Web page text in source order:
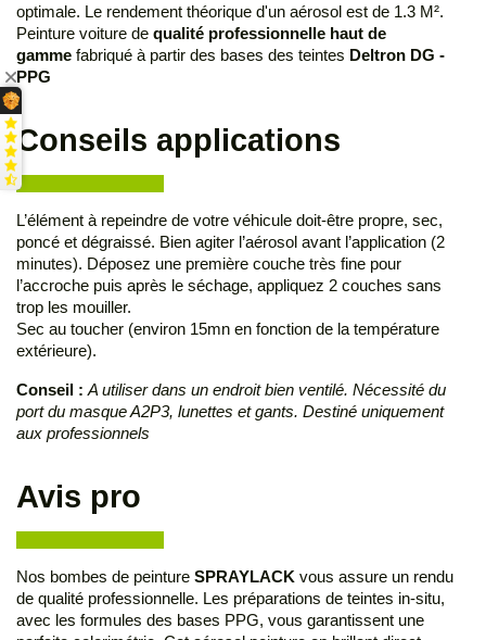
optimale. Le rendement théorique d'un aérosol est de 1.3 M².
Peinture voiture de qualité professionnelle haut de
gamme fabriqué à partir des bases des teintes Deltron DG -
PPG
Conseils applications
L’élément à repeindre de votre véhicule doit-être propre, sec,
poncé et dégraissé. Bien agiter l’aérosol avant l’application (2
minutes). Déposez une première couche très fine pour
l’accroche puis après le séchage, appliquez 2 couches sans
trop les mouiller.
Sec au toucher (environ 15mn en fonction de la température
extérieure).
Conseil :A utiliser dans un endroit bien ventilé. Nécessité du
port du masque A2P3, lunettes et gants. Destiné uniquement
aux professionnels
Avis pro
Nos bombes de peinture SPRAYLACK vous assure un rendu
de qualité professionnelle. Les préparations de teintes in-situ,
avec les formules des bases PPG, vous garantissent une